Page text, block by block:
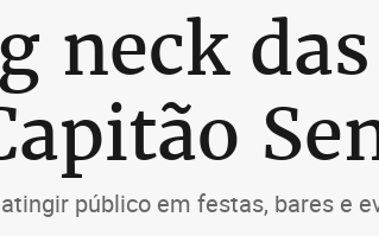
neck
público em festas, bares e